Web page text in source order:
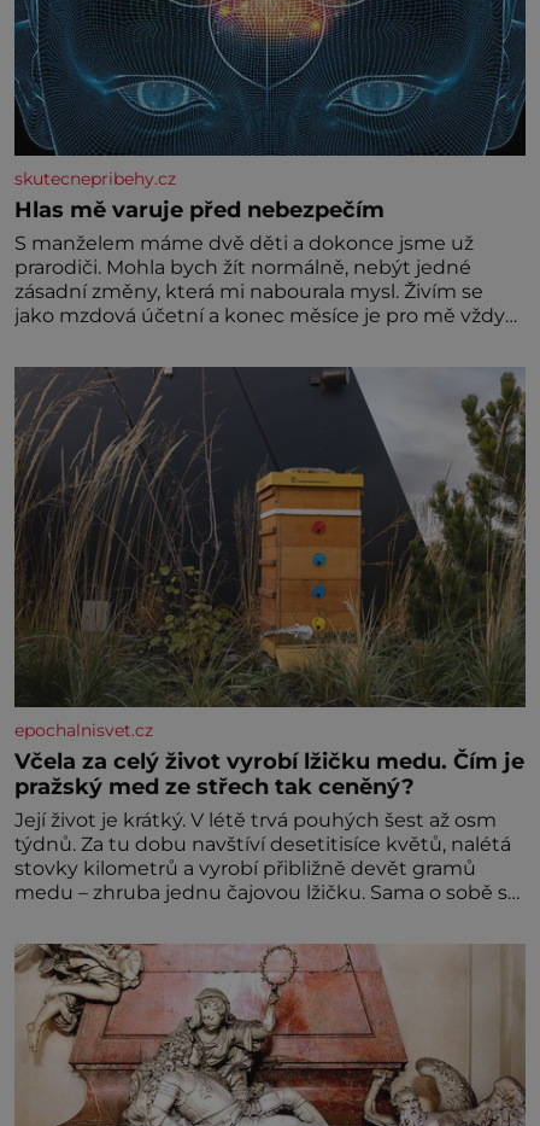
skutecnepribehy.cz
Hlas mě varuje před nebezpečím
S manželem máme dvě děti a dokonce jsme už
prarodiči. Mohla bych žít normálně, nebýt jedné
zásadní změny, která mi nabourala mysl. Živím se
jako mzdová účetní a konec měsíce je pro mě vždy
máme vnoučata, mi dcera čím dál častěji volá o
pomoc, co se hlídání týče. Dalo by se
epochalnisvet.cz
Včela za celý život vyrobí lžičku medu. Čím je
pražský med ze střech tak ceněný?
Její život je krátký. V létě trvá pouhých šest až osm
týdnů. Za tu dobu navštíví desetitisíce květů, nalétá
stovky kilometrů a vyrobí přibližně devět gramů
medu – zhruba jednu čajovou lžičku. Sama o sobě se
dalšími desítkami tisíc příslušnic svého včelstva,
vznikne jeden z nejdokonalejších organismů